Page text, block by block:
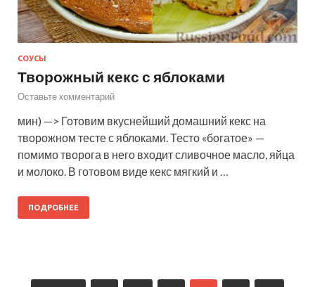
СОУСЫ
Творожный кекс с яблоками
Оставьте комментарий
мин) —> Готовим вкуснейший домашний кекс на
творожном тесте с яблоками. Тесто «богатое» —
помимо творога в него входит сливочное масло, яйца
и молоко. В готовом виде кекс мягкий и …
ПОДРОБНЕЕ